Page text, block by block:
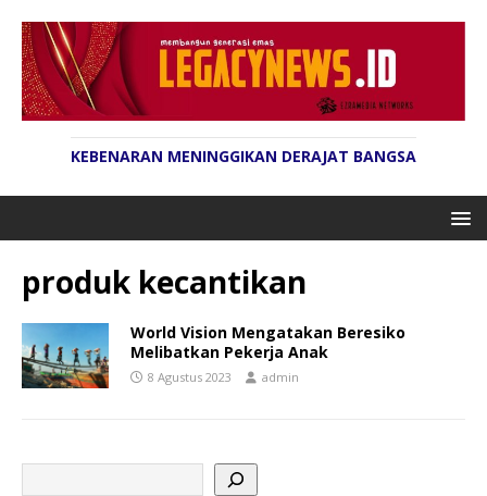
KEBENARAN MENINGGIKAN DERAJAT BANGSA
produk kecantikan
World Vision Mengatakan Beresiko
Melibatkan Pekerja Anak
8 Agustus 2023 admin